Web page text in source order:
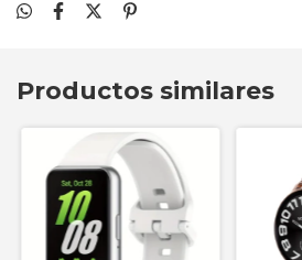
Productos similares